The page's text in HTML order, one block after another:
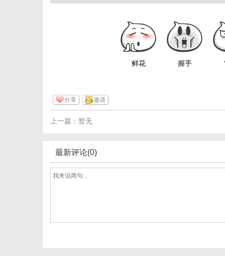
鲜花 握手
分享 邀请
上一篇：暂无
最新评论(0)